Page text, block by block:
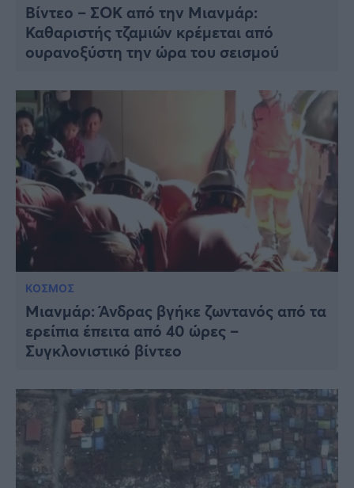
Βίντεο – ΣΟΚ από την Μιανμάρ:
Καθαριστής τζαμιών κρέμεται από
ουρανοξύστη την ώρα του σεισμού
ΚΟΣΜΟΣ
Μιανμάρ: Άνδρας βγήκε ζωντανός από τα
ερείπια έπειτα από 40 ώρες –
Συγκλονιστικό βίντεο